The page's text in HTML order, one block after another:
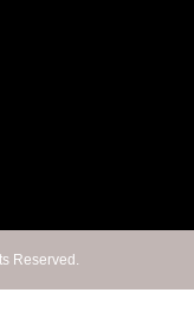
Reserved.